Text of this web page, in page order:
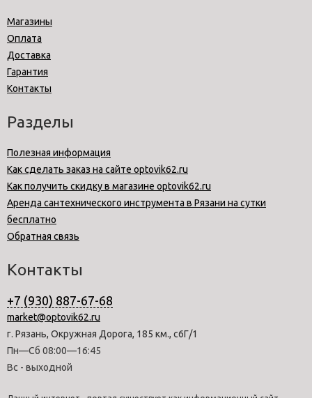
Магазины
Оплата
Доставка
Гарантия
Контакты
Разделы
Полезная информация
Как сделать заказ на сайте optovik62.ru
Как получить скидку в магазине optovik62.ru
Аренда сантехнического инструмента в Рязани на сутки
бесплатно
Обратная связь
Контакты
+7 (930) 887-67-68
market@optovik62.ru
г. Рязань, Окружная Дорога, 185 км., с6Г/1
Пн—Сб 08:00—16:45
Вс - выходной